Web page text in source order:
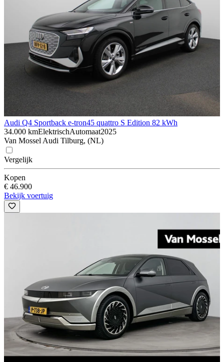
Audi Q4 Sportback e-tron45 quattro S Edition 82 kWh
34.000 kmElektrischAutomaat2025
Van Mossel Audi Tilburg, (NL)
Vergelijk
Kopen
€ 46.900
Bekijk voertuig